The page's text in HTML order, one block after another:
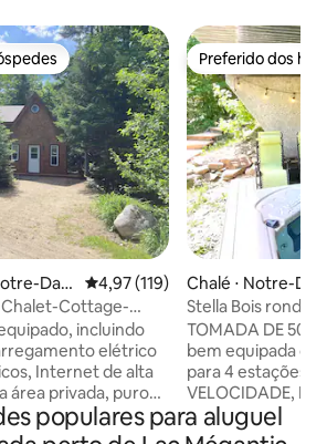
dos hóspedes
Dam
4,97 de uma avaliação média de
4,97 (119)
Chalet-Cottage-
de Turismo de
incluindo
elétrico
Internet de alta
área privada, puro
as estrelas
no seu
Preferido dos
Preferido dos
Chalé ⋅ Notre-
ois
Stella Bois ronds
Appalaches
TOMADA DE 50 A
bem equipada
para 4 estações,
VELOCIDADE,
Smart TV, itens
cozinha/
populares para aluguel